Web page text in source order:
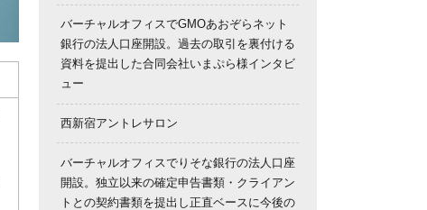
バーチャルオフィスでGMOあおぞらネット
銀行の法人口座開設。過去の取引を裏付ける
資料を提出した合同会社いまぷら様インタビ
ュー
西新宿アントレサロン
バーチャルオフィスでりそな銀行の法人口座
開設。独立以来の確定申告書類・クライアン
トとの契約書類を提出し正直ベースに今後の